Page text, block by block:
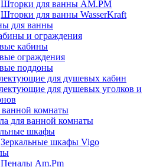
Шторки для ванны AM.PM
Шторки для ванны WasserKraft
для ванны
и ограждения
кабины
ограждения
поддоны
для душевых кабин
для душевых уголков и
комнаты
для ванной комнаты
шкафы
Зеркальные шкафы Vigo
Пеналы Am.Pm